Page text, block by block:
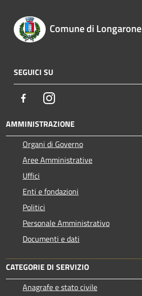
Comune di Longarone
SEGUICI SU
FacebookInstagram
AMMINISTRAZIONE
Organi di Governo
Aree Amministrative
Uffici
Enti e fondazioni
Politici
Personale Amministrativo
Documenti e dati
CATEGORIE DI SERVIZIO
Anagrafe e stato civile